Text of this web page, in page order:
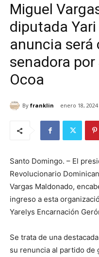
Miguel
diputada
anuncia
senadora
Ocoa
By franklin enero 18, 2024
Santo Domingo. – El
Revolucionario
Vargas Maldonado,
ingreso a esta
Yarelys Encarnación
Se trata de una
su renuncia al partido de